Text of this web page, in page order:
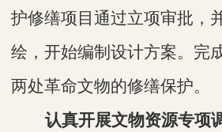
护修缮项目通过立项审批，
绘，开始编制设计方案。完
两处革命文物的修缮保护。
认真开展文物资源专项